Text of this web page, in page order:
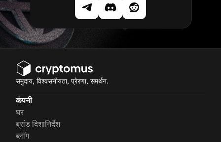
समुदाय, विश्वसनीयता, प्रेरणा, समर्थन.
कंपनी
घर
ब्रांड दिशानिर्देश
ब्लॉग